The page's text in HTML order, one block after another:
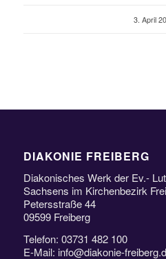
3. April
DIAKONIE FREIBERG
Diakonisches Werk der Ev.-
Sachsens im Kirchenbezirk
Petersstraße 44
09599 Freiberg
Telefon: 03731 482 100
E-Mail: info@diakonie-